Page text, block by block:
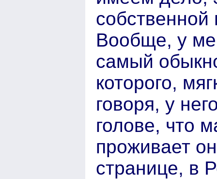
Вообще, у
самый
которого,
говоря, у
голове, что
проживает
странице, в